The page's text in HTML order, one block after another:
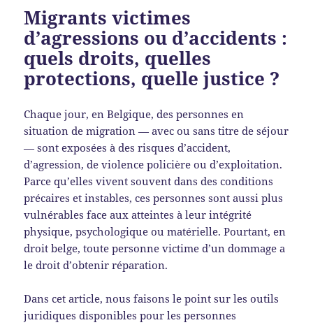
Migrants victimes
d’agressions ou d’accidents :
quels droits, quelles
protections, quelle justice ?
Chaque jour, en Belgique, des personnes en
situation de migration — avec ou sans titre de séjour
— sont exposées à des risques d’accident,
d’agression, de violence policière ou d’exploitation.
Parce qu’elles vivent souvent dans des conditions
précaires et instables, ces personnes sont aussi plus
vulnérables face aux atteintes à leur intégrité
physique, psychologique ou matérielle. Pourtant, en
droit belge, toute personne victime d’un dommage a
le droit d’obtenir réparation.
Dans cet article, nous faisons le point sur les outils
juridiques disponibles pour les personnes